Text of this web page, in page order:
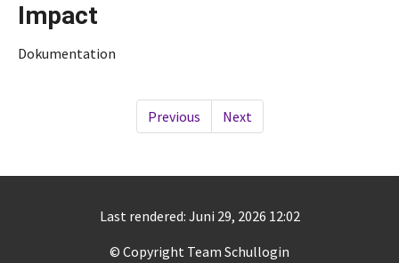
Impact
Dokumentation
Previous Next
Last rendered: Juni 29, 2026 12:02
© Copyright Team Schullogin